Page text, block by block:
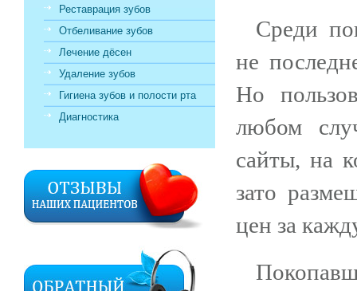
Реставрация зубов
Отбеливание зубов
Лечение дёсен
Удаление зубов
Гигиена зубов и полости рта
Диагностика
Среди
не
Но
любом
сайты, на
зато
цен за